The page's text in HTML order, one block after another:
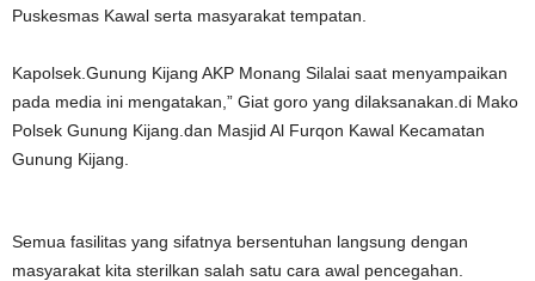
Puskesmas Kawal serta masyarakat tempatan.
Kapolsek.Gunung Kijang AKP Monang Silalai saat menyampaikan
pada media ini mengatakan,” Giat goro yang dilaksanakan.di Mako
Polsek Gunung Kijang.dan Masjid Al Furqon Kawal Kecamatan
Gunung Kijang.
Semua fasilitas yang sifatnya bersentuhan langsung dengan
masyarakat kita sterilkan salah satu cara awal pencegahan.